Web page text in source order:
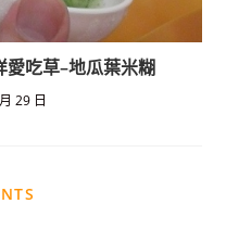
愛吃草–地瓜葉米糊
29 日